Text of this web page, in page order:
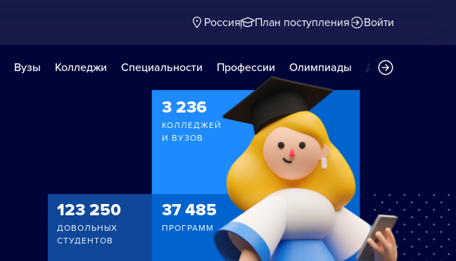
Россия План поступления Войти
Вузы Колледжи Специальности Профессии Олимпиады Дни открытых
3 236
КОЛЛЕДЖЕЙ
И ВУЗОВ
123 250
ДОВОЛЬНЫХ
СТУДЕНТОВ
37 485
ПРОГРАММ